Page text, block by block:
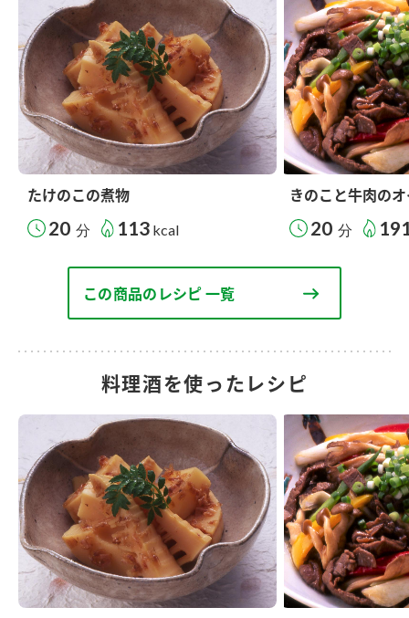
たけのこの煮物
20 分 113 kcal
きのこと牛肉の
20 分
この商品のレシピ 一覧
料理酒を使ったレシピ